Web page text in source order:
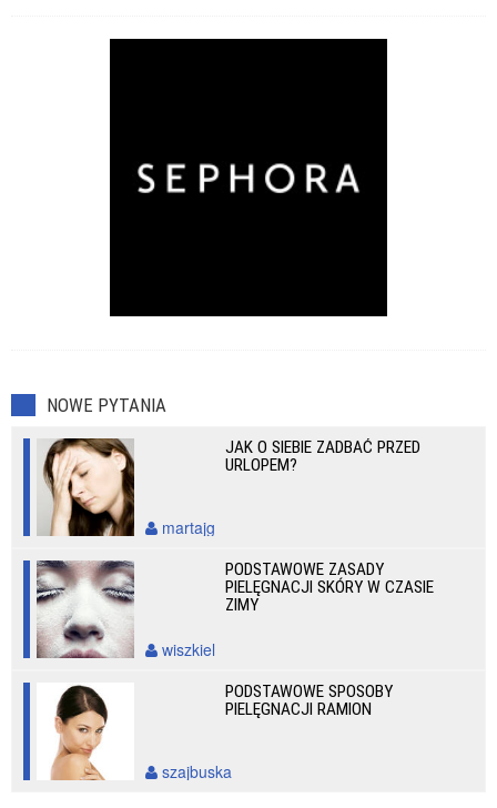
NOWE PYTANIA
JAK O SIEBIE ZADBAĆ PRZED
URLOPEM?
martajg
PODSTAWOWE ZASADY
PIELĘGNACJI SKÓRY W CZASIE
ZIMY
wiszkiel
PODSTAWOWE SPOSOBY
PIELĘGNACJI RAMION
szajbuska